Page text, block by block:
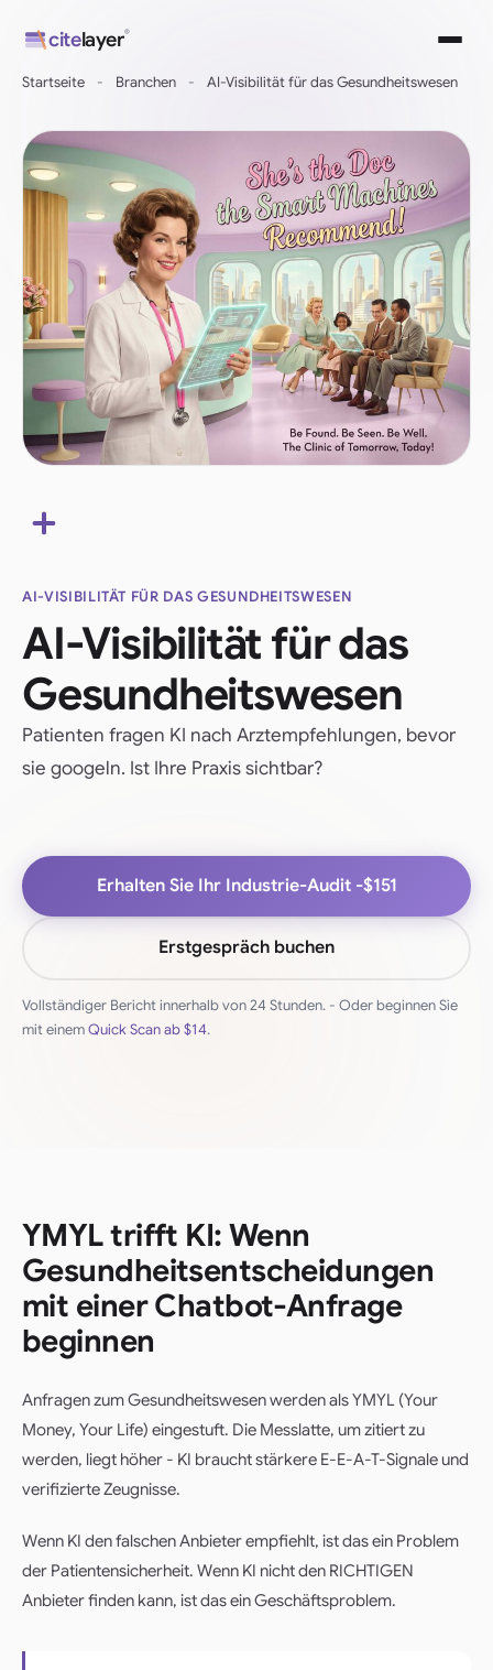
zum
Inhalt
citelayer®
Startseite - Branchen - AI-Visibilität für das Gesundheitswesen
AI-VISIBILITÄT FÜR DAS GESUNDHEITSWESEN
AI-Visibilität für das
Gesundheitswesen
Patienten fragen KI nach Arztempfehlungen, bevor
sie googeln. Ist Ihre Praxis sichtbar?
Erhalten Sie Ihr Industrie-Audit -$151
Erstgespräch buchen
Vollständiger Bericht innerhalb von 24 Stunden. - Oder beginnen Sie
mit einemQuick Scan ab$14.
YMYL trifft KI: Wenn
Gesundheitsentscheidungen
mit einer Chatbot-Anfrage
beginnen
Anfragen zum Gesundheitswesen werden als YMYL (Your
Money, Your Life) eingestuft. Die Messlatte, um zitiert zu
werden, liegt höher - KI braucht stärkere E-E-A-T-Signale und
verifizierte Zeugnisse.
Wenn KI den falschen Anbieter empfiehlt, ist das ein Problem
der Patientensicherheit. Wenn KI nicht den RICHTIGEN
Anbieter finden kann, ist das ein Geschäftsproblem.